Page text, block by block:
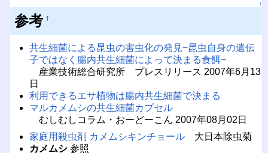
↑
参考 †
共生細菌による昆虫の害虫化の発見−昆虫自身の遺伝
子ではなく腸内共生細菌によって決まる食餌−
産業技術総合研究所 プレスリリース 2007年6月13
日
利用できるエサ植物は腸内共生細菌で決まる
マルカメムシの共生細菌カプセル
むしむしコラム・おーどーこん 2007年08月02日
家庭用殺虫剤 カメムシキンチョール大日本除虫菊
カメムシ参照